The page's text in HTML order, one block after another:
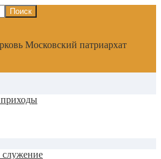
Московский патриархат
служение